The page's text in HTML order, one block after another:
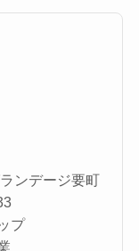
ンデージ要町
プ